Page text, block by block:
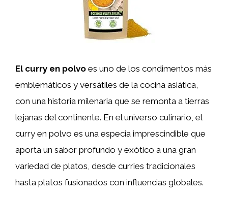
El curry en polvo es uno de los condimentos más
emblemáticos y versátiles de la cocina asiática,
con una historia milenaria que se remonta a tierras
lejanas del continente. En el universo culinario, el
curry en polvo es una especia imprescindible que
aporta un sabor profundo y exótico a una gran
variedad de platos, desde curries tradicionales
hasta platos fusionados con influencias globales.